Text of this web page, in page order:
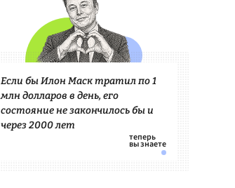
Если бы Илон Маск тратил по 1
млн долларов в день, его
состояние не закончилось бы и
через 2000 лет